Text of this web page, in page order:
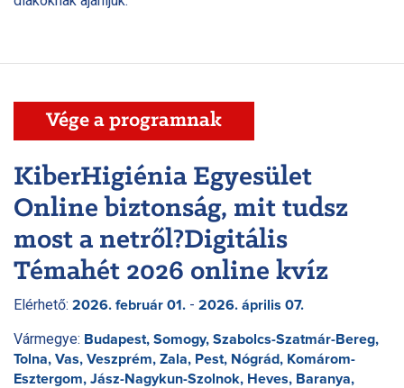
Vége a programnak
KiberHigiénia Egyesület
Online biztonság, mit tudsz
most a netről?Digitális
Témahét 2026 online kvíz
Elérhető: 2026. február 01. - 2026. április 07.
Vármegye: Budapest, Somogy, Szabolcs-Szatmár-Bereg,
Tolna, Vas, Veszprém, Zala, Pest, Nógrád, Komárom-
Esztergom, Jász-Nagykun-Szolnok, Heves, Baranya,